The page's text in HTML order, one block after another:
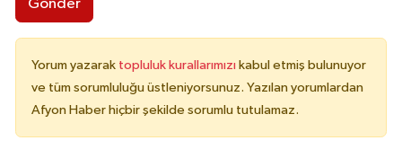
Gönder
Yorum yazarak topluluk kurallarımızı kabul etmiş bulunuyor
ve tüm sorumluluğu üstleniyorsunuz. Yazılan yorumlardan
Afyon Haber hiçbir şekilde sorumlu tutulamaz.